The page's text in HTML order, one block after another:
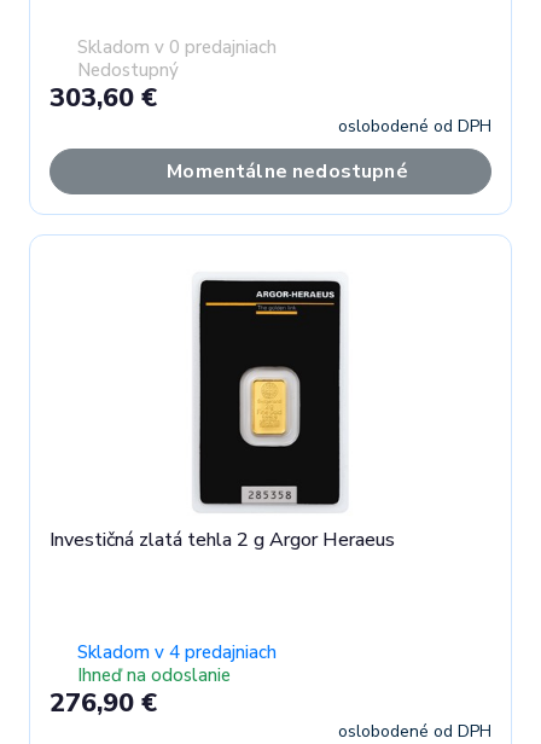
Skladom v 0 predajniach
Nedostupný
303,60 €
oslobodené od DPH
Momentálne nedostupné
Investičná zlatá tehla 2 g Argor Heraeus
Skladom v 4 predajniach
Ihneď na odoslanie
276,90 €
oslobodené od DPH